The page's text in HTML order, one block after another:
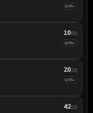
QUOTE–
1:0(0:0)
QUOTE–
2:0(1:0)
QUOTE–
4:2(2:2)